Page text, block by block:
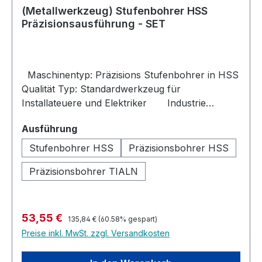
(Metallwerkzeug) Stufenbohrer HSS
Präzisionsausführung - SET
Qualität Typ: Standardwerkzeug für
Installateuere und Elektriker Industrie
besitzt an dem Schaft Schneiden mit mehreren
Durchmessern. Bitte beachten Sie, dass es sich
bei diesen Werkstücken nicht um
Heimwerkerqualität handelt, sondern um
ermöglicht eine sichere Abfuhr von Spänen
sowie eine Entlastung der Schneiden.
woraus sich eine höhere Standzeit und
Ausführungauswählen
Stufenbohrer HSS
Präzisionsbohrer HSS
Präzisionsbohrer TIALN
Verkaufspreis:
53,55 € Regulärer Preis:
135,84 € (60.58% gespart)
Preise inkl. MwSt. zzgl. Versandkosten